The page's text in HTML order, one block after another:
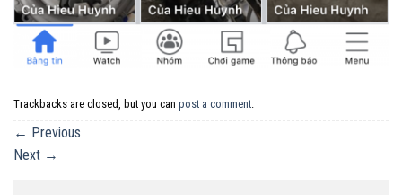
Trackbacks are closed, but you can post a comment.
← Previous
Next →